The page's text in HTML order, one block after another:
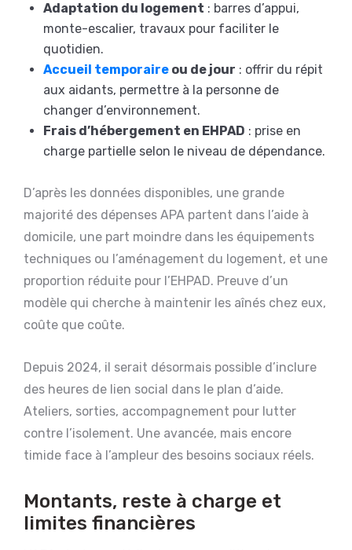
Adaptation du logement : barres d’appui,
monte-escalier, travaux pour faciliter le
quotidien.
Accueil temporaire ou de jour : offrir du répit
aux aidants, permettre à la personne de
changer d’environnement.
Frais d’hébergement en EHPAD : prise en
charge partielle selon le niveau de dépendance.
D’après les données disponibles, une grande
majorité des dépenses APA partent dans l’aide à
domicile, une part moindre dans les équipements
techniques ou l’aménagement du logement, et une
proportion réduite pour l’EHPAD. Preuve d’un
modèle qui cherche à maintenir les aînés chez eux,
coûte que coûte.
Depuis 2024, il serait désormais possible d’inclure
des heures de lien social dans le plan d’aide.
Ateliers, sorties, accompagnement pour lutter
contre l’isolement. Une avancée, mais encore
timide face à l’ampleur des besoins sociaux réels.
Montants, reste à charge et
limites financières